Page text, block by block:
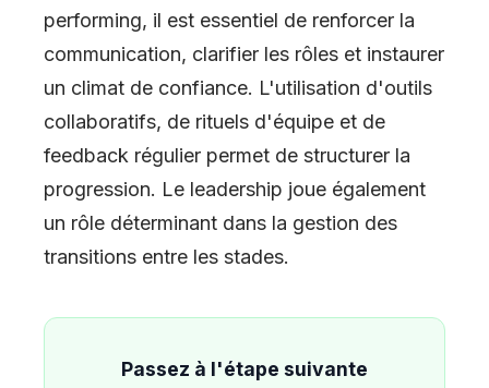
performing, il est essentiel de renforcer la
communication, clarifier les rôles et instaurer
un climat de confiance. L'utilisation d'outils
collaboratifs, de rituels d'équipe et de
feedback régulier permet de structurer la
progression. Le leadership joue également
un rôle déterminant dans la gestion des
transitions entre les stades.
Passez à l'étape suivante